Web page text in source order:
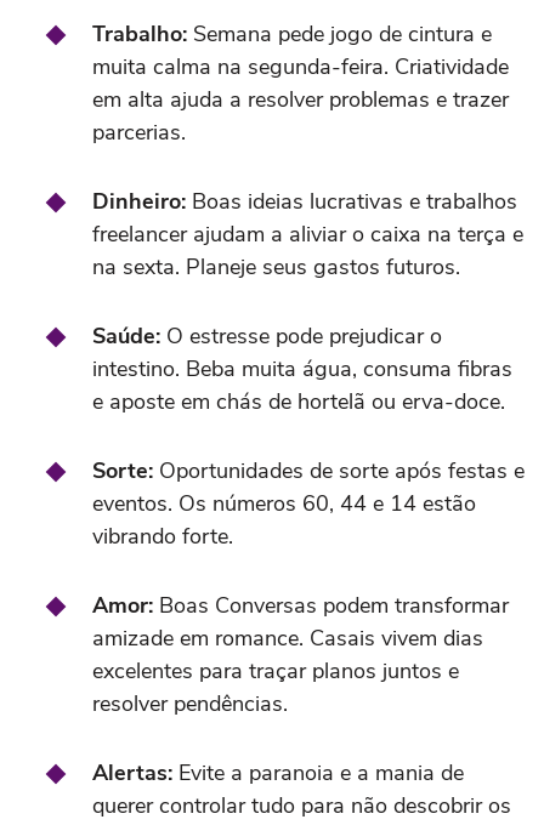
Trabalho: Semana pede jogo de cintura e
muita calma na segunda-feira. Criatividade
em alta ajuda a resolver problemas e trazer
parcerias.
Dinheiro: Boas ideias lucrativas e trabalhos
freelancer ajudam a aliviar o caixa na terça e
na sexta. Planeje seus gastos futuros.
Saúde: O estresse pode prejudicar o
intestino. Beba muita água, consuma fibras
e aposte em chás de hortelã ou erva-doce.
Sorte: Oportunidades de sorte após festas e
eventos. Os números 60, 44 e 14 estão
vibrando forte.
Amor: Boas Conversas podem transformar
amizade em romance. Casais vivem dias
excelentes para traçar planos juntos e
resolver pendências.
Alertas: Evite a paranoia e a mania de
querer controlar tudo para não descobrir os